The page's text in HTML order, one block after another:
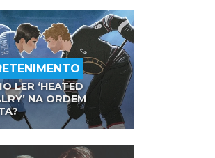
LER ‘HEATED
NA ORDEM